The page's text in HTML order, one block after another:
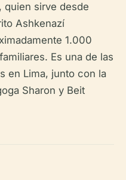
quien sirve desde
Ashkenazí
1.000
Es una de las
en Lima, junto con la
Sharon y Beit